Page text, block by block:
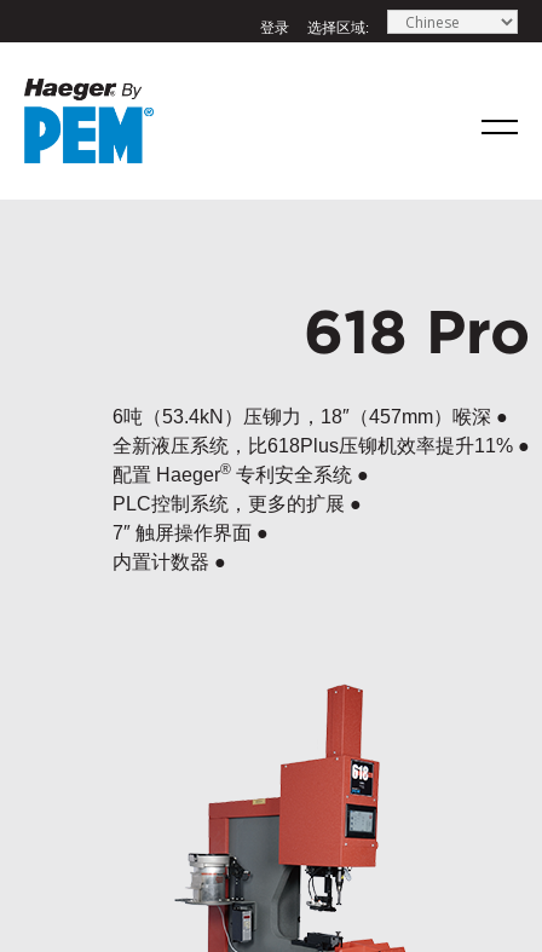
登录 选择区域:
618 Pro
6吨（53.4kN）压铆力，18″（457mm）喉深 ●
全新液压系统，比618Plus压铆机效率提升11% ●
配置 Haeger® 专利安全系统 ●
PLC控制系统，更多的扩展 ●
7″ 触屏操作界面 ●
内置计数器 ●